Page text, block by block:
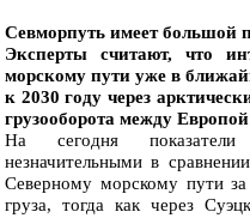
Севморпуть имеет большой
Эксперты считают, что
морскому пути уже в
к 2030 году через
грузооборота между
На сегодня показатели
незначительными в
Северному морскому пути
груза, тогда как через